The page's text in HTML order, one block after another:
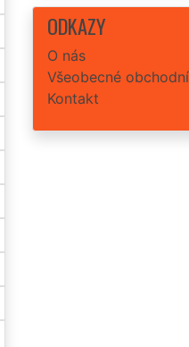
Precizní úklid kanceláře
Tato úklidová firma mi
ODKAZY
O nás
Všeobecné
Kontakt